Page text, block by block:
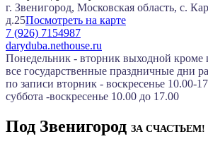
г. Звенигород, Московская область, с.
д.25Посмотреть на карте
7 (926) 7154987
daryduba.nethouse.ru
Понедельник - вторник выходной кроме
все государственные праздничные дни
по записи вторник - воскресенье 10.00-
суббота -воскресенье 10.00 до 17.00
Под Звенигород ЗА СЧАСТЬЕМ!